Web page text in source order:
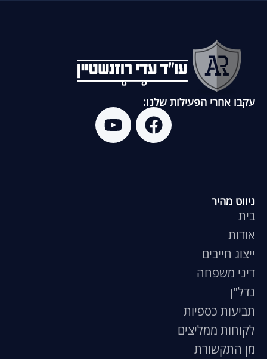
עקבו אחרי הפעילות שלנו:
ניווט מהיר
בית
אודות
ייצוג חייבים
דיני משפחה
נדל"ן
תביעות כספיות
לקוחות ממליצים
מן התקשורת